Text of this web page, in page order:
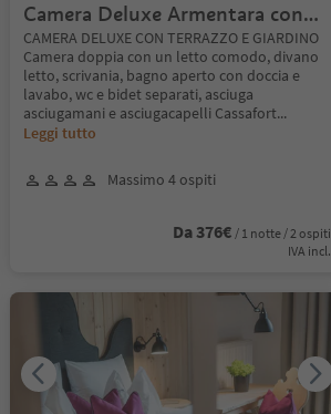
Camera Deluxe Armentara con
Terrazza
CAMERA DELUXE CON TERRAZZO E GIARDINO
Camera doppia con un letto comodo, divano
letto, scrivania, bagno aperto con doccia e
lavabo, wc e bidet separati, asciuga
asciugamani e asciugacapelli Cassafort...
Leggi tutto
Massimo 4 ospiti
Da 376€ / 1 notte / 2 ospiti
IVA incl.